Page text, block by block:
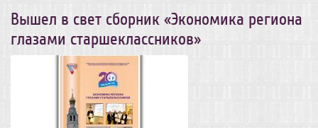
Вышел в свет сборник «Экономика региона
глазами старшеклассников»